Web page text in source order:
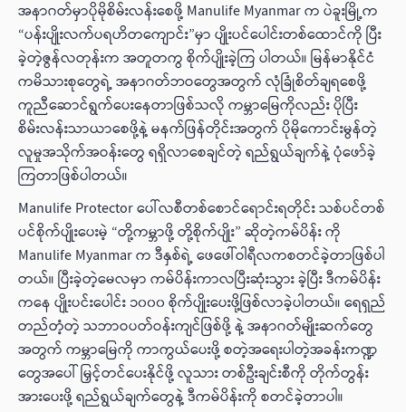
အနာဂတ်မှာပိုမိုစိမ်းလန်းစေဖို့ Manulife Myanmar က ပဲခူးမြို့က
“ပန်းပျိုးလက်ပရဟိတကျောင်း”မှာ ပျိုးပင်ပေါင်းတစ်ထောင်ကို ပြီး
ခဲ့တဲ့ဇွန်လတုန်းက အတူတကွ စိုက်ပျိုးခဲ့ကြ ပါတယ်။ မြန်မာနိုင်ငံ
ကမိသားစုတွေရဲ့ အနာဂတ်ဘဝတွေအတွက် လုံခြုံစိတ်ချရစေဖို့
ကူညီဆောင်ရွက်ပေးနေတာဖြစ်သလို ကမ္ဘာမြေကိုလည်း ပိုပြီး
စိမ်းလန်းသာယာစေဖို့နဲ့ မနက်ဖြန်တိုင်းအတွက် ပိုမိုကောင်းမွန်တဲ့
လူမှုအသိုက်အဝန်းတွေ ရရှိလာစေချင်တဲ့ ရည်ရွယ်ချက်နဲ့ ပုံဖော်ခဲ့
ကြတာဖြစ်ပါတယ်။
Manulife Protector ပေါ်လစီတစ်စောင်ရောင်းရတိုင်း သစ်ပင်တစ်
ပင်စိုက်ပျိုးပေးမဲ့ “တို့ကမ္ဘာဖို့ တို့စိုက်ပျိုး” ဆိုတဲ့ကမ်ပိန်း ကို
Manulife Myanmar က ဒီနှစ်ရဲ့ ဖေဖေါ်ဝါရီလကစတင်ခဲ့တာဖြစ်ပါ
တယ်။ ပြီးခဲ့တဲ့မေလမှာ ကမ်ပိန်းကာလပြီးဆုံးသွား ခဲ့ပြီး ဒီကမ်ပိန်း
ကနေ ပျိုးပင်းပေါင်း ၁၀၀၀ စိုက်ပျိုးပေးဖို့ဖြစ်လာခဲ့ပါတယ်။ ရေရှည်
တည်တံ့တဲ့ သဘာဝပတ်ဝန်းကျင်ဖြစ်ဖို့ နဲ့ အနာဂတ်မျိုးဆက်တွေ
အတွက် ကမ္ဘာမြေကို ကာကွယ်ပေးဖို့ စတဲ့အရေးပါတဲ့အခန်းကဏ္ဍ
တွေအပေါ် မြှင့်တင်ပေးနိုင်ဖို့ လူသား တစ်ဦးချင်းစီကို တိုက်တွန်း
အားပေးဖို့ ရည်ရွယ်ချက်တွေနဲ့ ဒီကမ်ပိန်းကို စတင်ခဲ့တာပါ။